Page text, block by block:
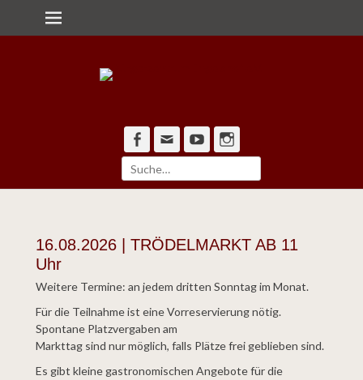
zum
Inhalt
Primärmenü
Alle Pforten offen
Facebook
Email YouTube
nach:
16.08.2026 | TRÖDELMARKT AB 11
Uhr
Weitere Termine: an jedem dritten Sonntag im Monat.
Für die Teilnahme ist eine Vorreservierung nötig.
Spontane Platzvergaben am
Markttag sind nur möglich, falls Plätze frei geblieben sind.
Es gibt kleine gastronomischen Angebote für die